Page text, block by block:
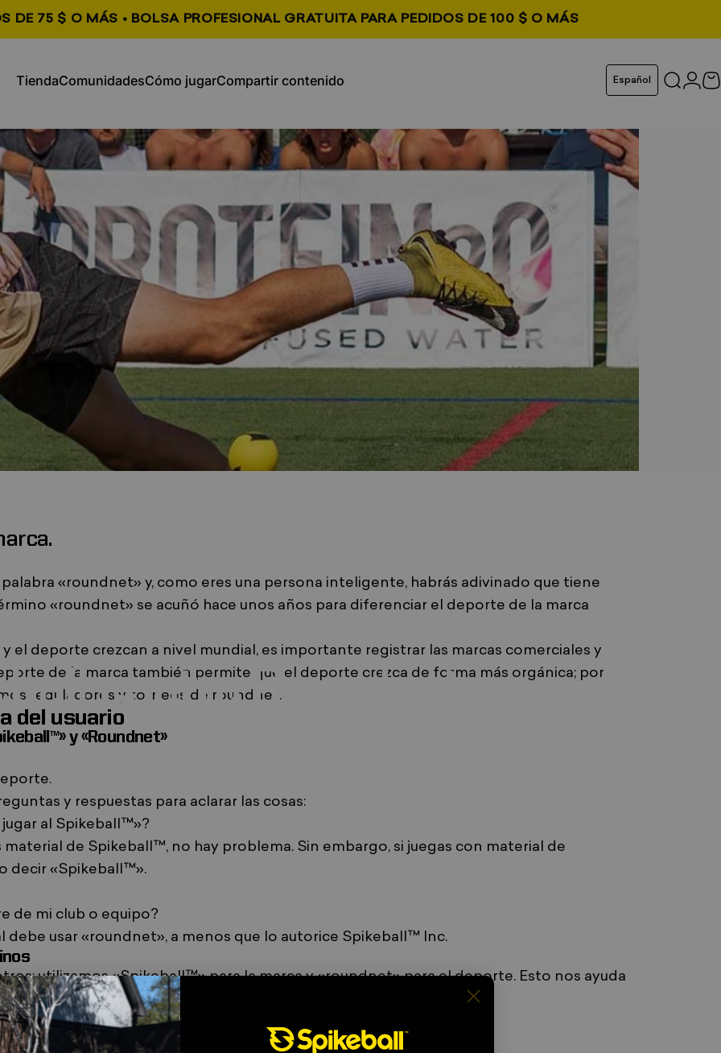
DE 75 $ O MÁS • BOLSA PROFESIONAL GRATUITA PARA PEDIDOS DE 100 $ O MÁS
TiendaComunidadesCómo jugarCompartir contenido Español
Buscar
contra Roundnet
«roundnet» y, como eres una persona inteligente, habrás adivinado que tiene
«roundnet» se acuñó hace unos años para diferenciar el deporte de la marca
y el deporte crezcan a nivel mundial, es importante registrar las marcas comerciales y
de la marca también permite que el deporte crezca de forma más orgánica; por
reguladores y torneos de roundnet.
del usuario
y «Roundnet»
y respuestas
en una nueva ventana
para aclarar las cosas:
al Spikeball™»?
material de Spikeball™, no hay problema. Sin embargo, si juegas con material de
decir «Spikeball™».
de mi club o equipo?
debe usar «roundnet», a menos que lo autorice Spikeball™ Inc.
utilizamos «Spikeball™» para la marca y «roundnet» para el deporte. Esto nos ayuda
tanto la marca como el deporte a nivel mundial.
técnico y aburrido.
rato al roundnet...
con un kit de Spikeball
en una nueva ventana
😉